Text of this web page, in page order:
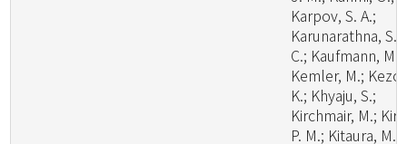
Karpov, S. A.;
Karunarathna, S.
C.; Kaufmann, M.;
Kemler, M.; Kezo,
K.; Khyaju, S.;
Kirchmair, M.;
P. M.; Kitaura, M.